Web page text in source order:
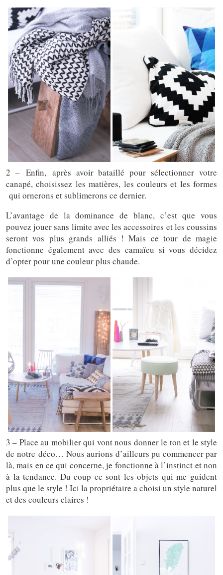
2 – Enfin, après avoir bataillé pour sélectionner votre
canapé, choisissez les matières, les couleurs et les formes
qui ornerons et sublimerons ce dernier.
L’avantage de la dominance de blanc, c’est que vous
pouvez jouer sans limite avec les accessoires et les coussins
seront vos plus grands alliés ! Mais ce tour de magie
fonctionne également avec des camaïeu si vous décidez
d’opter pour une couleur plus chaude.
3 – Place au mobilier qui vont nous donner le ton et le style
de notre déco… Nous aurions d’ailleurs pu commencer par
là, mais en ce qui concerne, je fonctionne à l’instinct et non
à la tendance. Du coup ce sont les objets qui me guident
plus que le style ! Ici la propriétaire a choisi un style naturel
et des couleurs claires !